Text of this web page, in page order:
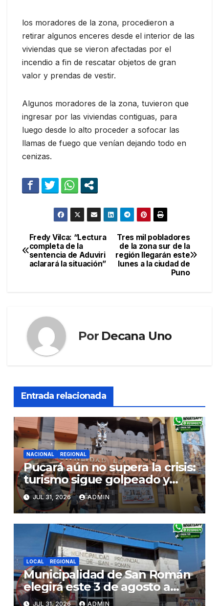
los moradores de la zona, procedieron a
retirar algunos enceres desde el interior de las
viviendas que se vieron afectadas por el
incendio a fin de rescatar objetos de gran
valor y prendas de vestir.
Algunos moradores de la zona, tuvieron que
ingresar por las viviendas contiguas, para
luego desde lo alto proceder a sofocar las
llamas de fuego que venían dejando todo en
cenizas.
Navegación
de
Tres mil pobladores
de la zona sur de la
región llegarán este
lunes a la ciudad de
Puno
Fredy Vilca: “Lectura
completa de la
sentencia de Aduviri
aclarará la situación”
Por Decana Uno
Entrada relacionada
NACIONAL REGIONAL
Pucará aún no supera la crisis:
turismo sigue golpeado y
alcaldesa exige al nuevo
Gobierno fondos para obras
paralizadas
JUL 31, 2026 ADMIN
LOCAL REGIONAL
Municipalidad de San Román
elegirá este 3 de agosto a
representantes del Comité
JUL 31, 2026 ADMIN